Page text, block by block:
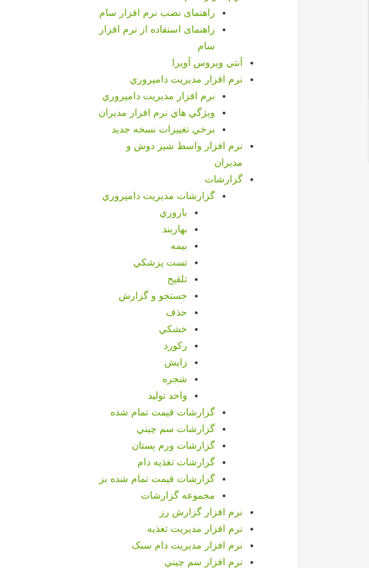
راهنمای نصب نرم افزار سام
راهنمای استفاده از نرم افزار
سام
آنتي ويروس آويرا
نرم افزار مديريت دامپروري
نرم افزار مديريت دامپروري
ويژگي هاي نرم افزار مديران
برخي تغييرات نسخه جديد
نرم افزار واسط شير دوش و
مديران
گزارشات
گزارشات مديريت دامپروري
باروري
بهاربند
بيمه
تست پزشكي
تلقيح
جستجو و گزارش
حذف
خشكي
ركورد
زايش
شجره
واحد توليد
گزارشات قيمت تمام شده
گزارشات سم چيني
گزارشات ورم پستان
گزارشات تغذیه دام
گزارشات قیمت تمام شده بز
مجموعه گزارشات
نرم افزار گزارش رز
نرم افزار مديريت تغذيه
نرم افزار مدیریت دام سبک
نرم افزار سم چيني